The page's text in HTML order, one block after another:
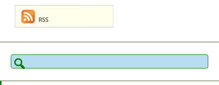
検
索: